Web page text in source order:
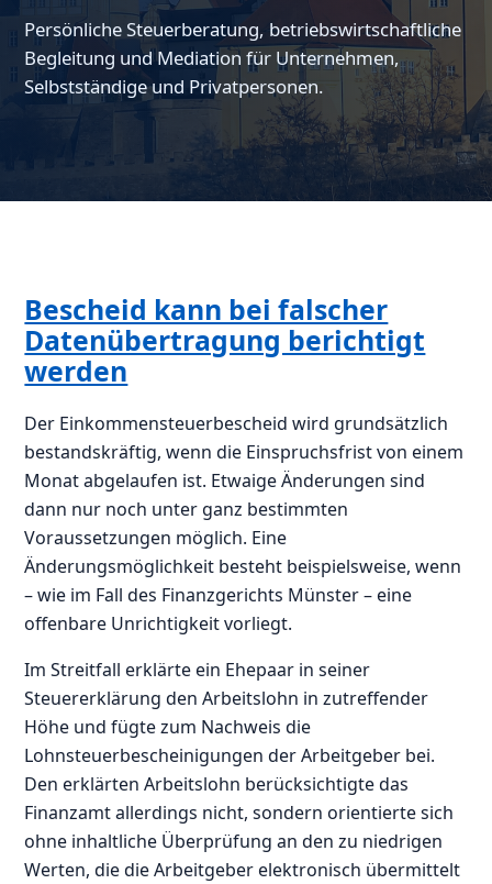
Persönliche Steuerberatung, betriebswirtschaftliche
Begleitung und Mediation für Unternehmen,
Selbstständige und Privatpersonen.
Bescheid kann bei falscher
Datenübertragung berichtigt
werden
Der Einkommensteuerbescheid wird grundsätzlich
bestandskräftig, wenn die Einspruchsfrist von einem
Monat abgelaufen ist. Etwaige Änderungen sind
dann nur noch unter ganz bestimmten
Voraussetzungen möglich. Eine
Änderungsmöglichkeit besteht beispielsweise, wenn
– wie im Fall des Finanzgerichts Münster – eine
offenbare Unrichtigkeit vorliegt.
Im Streitfall erklärte ein Ehepaar in seiner
Steuererklärung den Arbeitslohn in zutreffender
Höhe und fügte zum Nachweis die
Lohnsteuerbescheinigungen der Arbeitgeber bei.
Den erklärten Arbeitslohn berücksichtigte das
Finanzamt allerdings nicht, sondern orientierte sich
ohne inhaltliche Überprüfung an den zu niedrigen
Werten, die die Arbeitgeber elektronisch übermittelt